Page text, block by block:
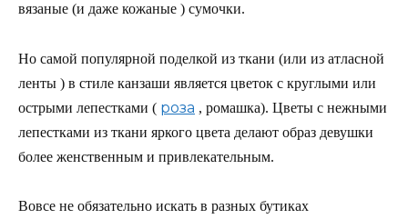
вязаные (и даже кожаные ) сумочки.
Но самой популярной поделкой из ткани (или из атласной
ленты ) в стиле канзаши является цветок с круглыми или
острыми лепестками ( роза , ромашка). Цветы с нежными
лепестками из ткани яркого цвета делают образ девушки
более женственным и привлекательным.
Вовсе не обязательно искать в разных бутиках